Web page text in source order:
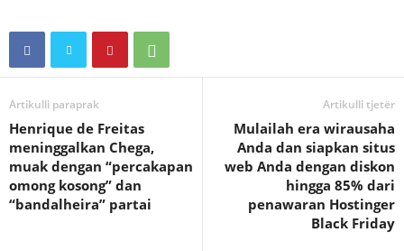
Artikulli paraprak
Henrique de Freitas
meninggalkan Chega,
muak dengan “percakapan
omong kosong” dan
“bandalheira” partai
Artikulli tjetër
Mulailah era wirausaha
Anda dan siapkan situs
web Anda dengan diskon
hingga 85% dari
penawaran Hostinger
Black Friday